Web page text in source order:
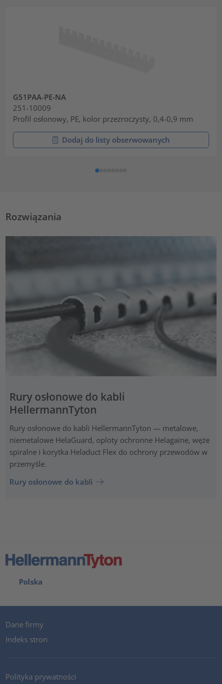
G51PAA-PE-NA
251-10009
Profil osłonowy, PE, kolor przezroczysty, 0,4-0,9 mm
Dodaj do listy obserwowanych
Rozwiązania
Rury osłonowe do kabli
HellermannTyton
Rury osłonowe do kabli HellermannTyton — metalowe,
niemetalowe HelaGuard, oploty ochronne Helagaine, węże
spiralne i korytka Heladuct Flex do ochrony przewodów w
przemyśle.
Rury osłonowe do kabli
Polska
Dane firmy
Indeks stron
Polityka prywatności